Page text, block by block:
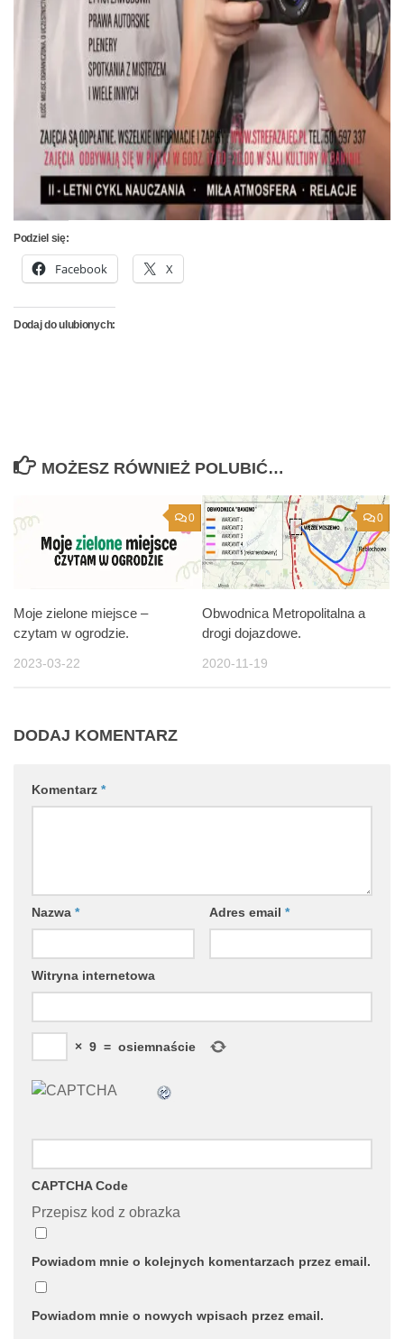
Podziel się:
Facebook X
Dodaj do ulubionych:
MOŻESZ RÓWNIEŻ POLUBIĆ…
0
Moje zielone miejsce –
czytam w ogrodzie.
2023-03-22
0
Obwodnica Metropolitalna a
drogi dojazdowe.
2020-11-19
DODAJ KOMENTARZ
Komentarz *
Nazwa * Adres email *
Witryna internetowa
× 9 = osiemnaście
CAPTCHA Code
Przepisz kod z obrazka
Powiadom mnie o kolejnych komentarzach przez email.
Powiadom mnie o nowych wpisach przez email.